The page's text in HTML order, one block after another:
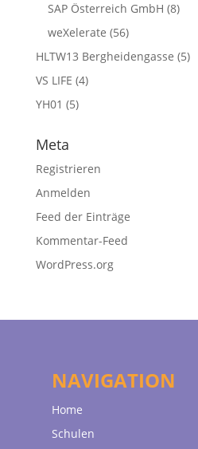
SAP Österreich GmbH (8)
weXelerate (56)
HLTW13 Bergheidengasse (5)
VS LIFE (4)
YH01 (5)
Meta
Registrieren
Anmelden
Feed der Einträge
Kommentar-Feed
WordPress.org
NAVIGATION
Home
Schulen